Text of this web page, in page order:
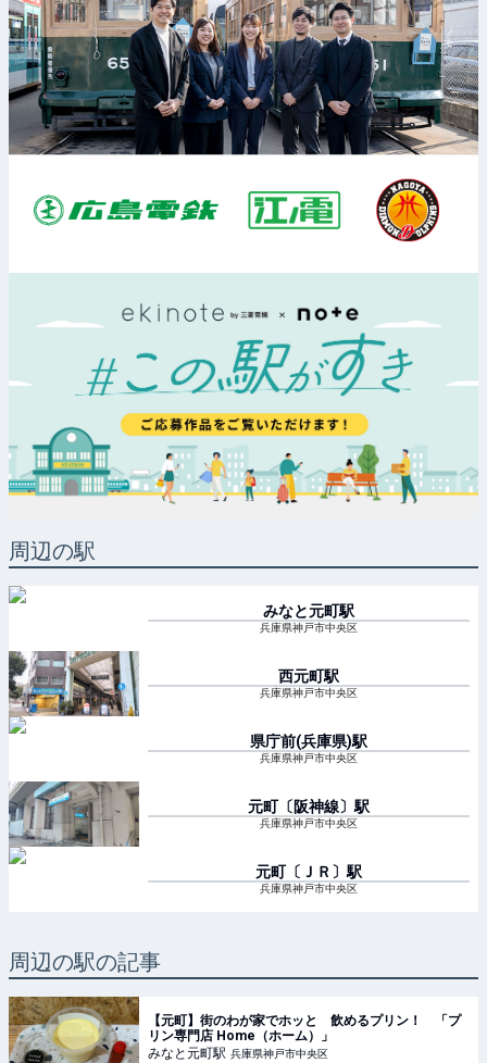
周辺の駅
みなと元町駅
兵庫県神戸市中央区
西元町駅
兵庫県神戸市中央区
県庁前(兵庫県)駅
兵庫県神戸市中央区
元町〔阪神線〕 駅
兵庫県神戸市中央区
元町〔ＪＲ〕 駅
兵庫県神戸市中央区
周辺の駅の記事
【元町】街のわが家でホッと 飲めるプリン！ 「プ
リン専門店 Home（ホーム）」
みなと元町駅 兵庫県神戸市中央区